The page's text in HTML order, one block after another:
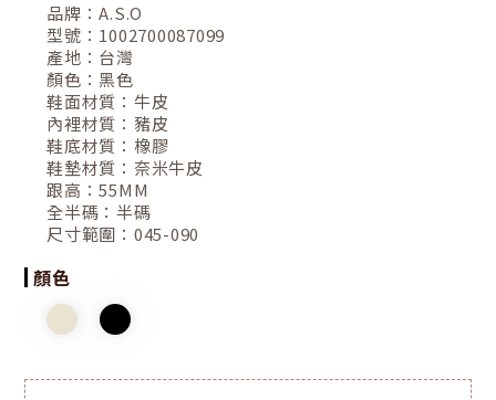
品牌：A.S.O
型號： 1002700087099
產地： 台灣
顏色： 黑色
鞋面材質： 牛皮
內裡材質： 豬皮
鞋底材質： 橡膠
鞋墊材質： 奈米牛皮
跟高：55MM
全半碼： 半碼
尺寸範圍： 045-090
顏色